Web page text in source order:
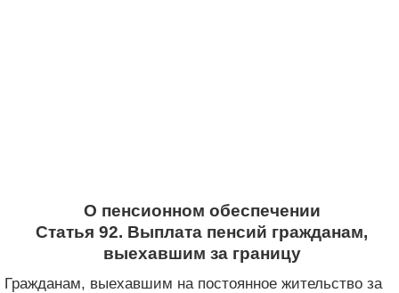
О пенсионном обеспечении
Статья 92. Выплата пенсий гражданам,
выехавшим за границу
Гражданам, выехавшим на постоянное жительство за